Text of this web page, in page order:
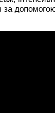
за